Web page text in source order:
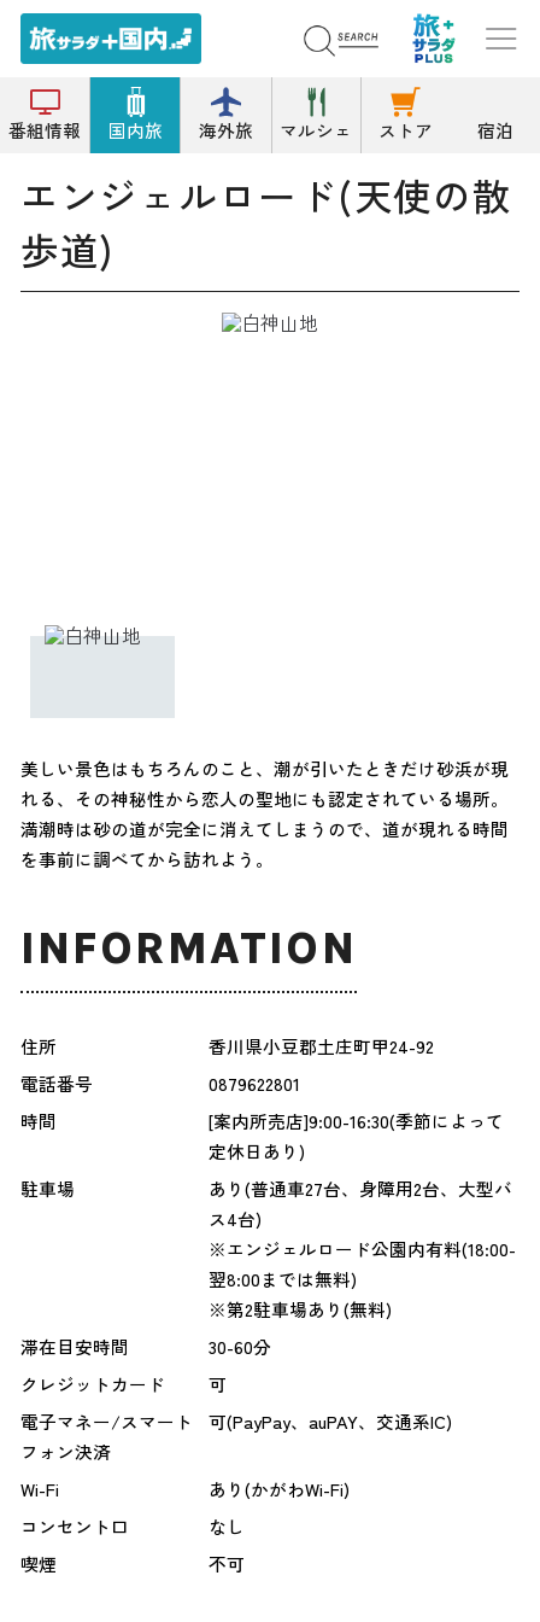
番組情報 国内旅 海外旅 マルシェ ストア 宿泊
トップ スカイライン等 エンジェルロード(天使の散歩道)
エンジェルロード(天使の散
歩道)
美しい景色はもちろんのこと、潮が引いたときだけ砂浜が現
れる、その神秘性から恋人の聖地にも認定されている場所。
満潮時は砂の道が完全に消えてしまうので、道が現れる時間
を事前に調べてから訪れよう。
INFORMATION
住所
香川県小豆郡土庄町甲24-92
電話番号
0879622801
時間
[案内所売店]9:00-16:30(季節によって
定休日あり)
駐車場
あり(普通車27台、身障用2台、大型バ
ス4台)
※エンジェルロード公園内有料(18:00-
翌8:00までは無料)
※第2駐車場あり(無料)
滞在目安時間
30-60分
クレジットカード
可
電子マネー/スマート
フォン決済
可(PayPay、auPAY、交通系IC)
Wi-Fi
あり(かがわWi-Fi)
コンセント口
なし
喫煙
不可